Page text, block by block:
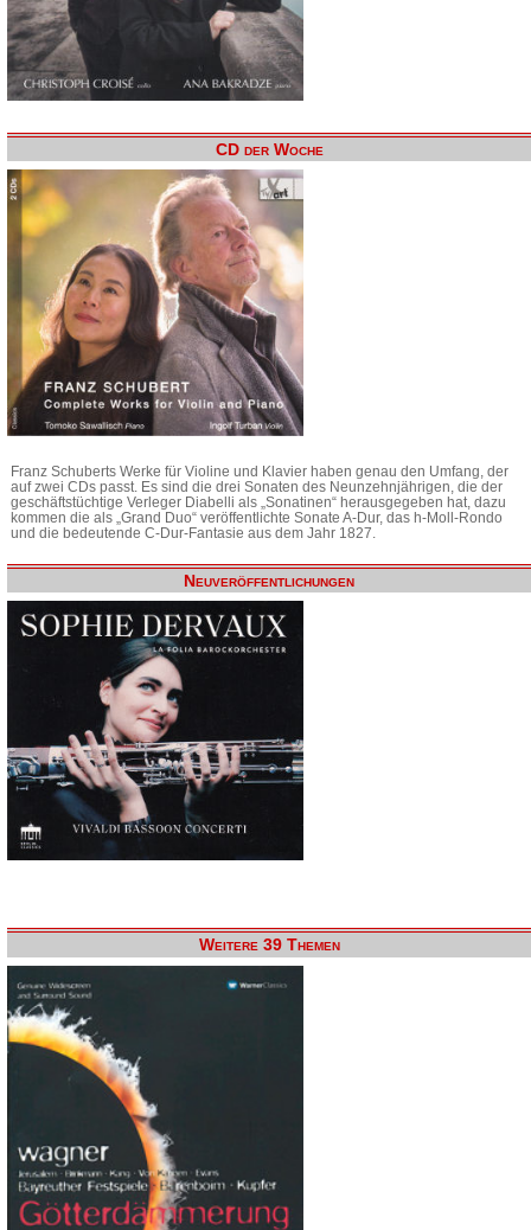
CD der Woche
Franz Schuberts Werke für Violine und Klavier haben genau den Umfang, der
auf zwei CDs passt. Es sind die drei Sonaten des Neunzehnjährigen, die der
geschäftstüchtige Verleger Diabelli als „Sonatinen“ herausgegeben hat, dazu
kommen die als „Grand Duo“ veröffentlichte Sonate A-Dur, das h-Moll-Rondo
und die bedeutende C-Dur-Fantasie aus dem Jahr 1827.
Neuveröffentlichungen
Weitere 39 Themen